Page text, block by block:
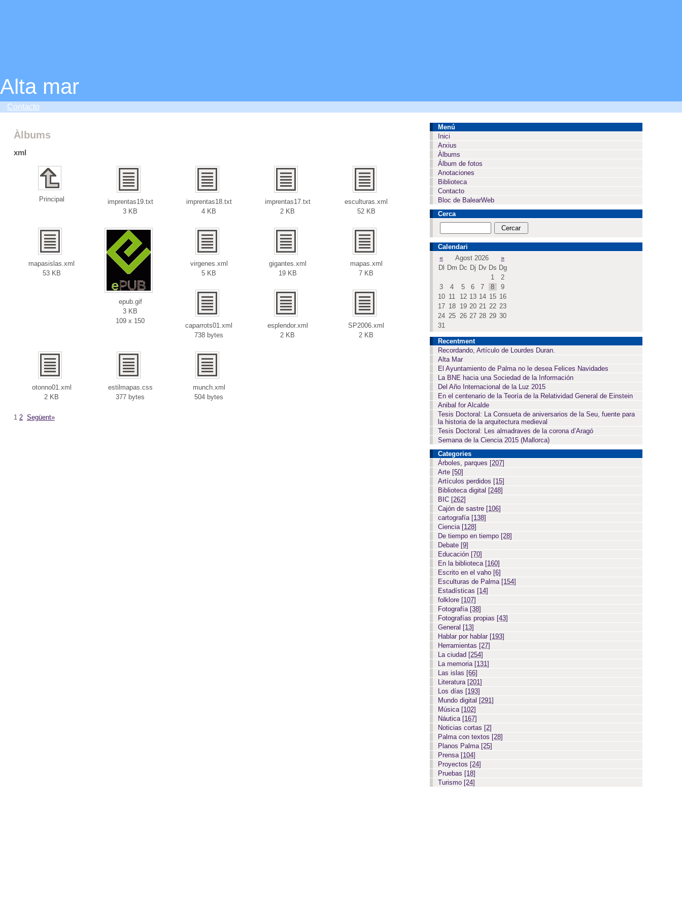
Alta mar
Contacto
Àlbums
xml
Principal
imprentas19.txt
3 KB
imprentas18.txt
4 KB
imprentas17.txt
2 KB
esculturas.xml
52 KB
mapasislas.xml
53 KB
epub.gif
3 KB
109 x 150
virgenes.xml
5 KB
gigantes.xml
19 KB
mapas.xml
7 KB
caparrots01.xml
738 bytes
esplendor.xml
2 KB
SP2006.xml
2 KB
otonno01.xml
2 KB
estilmapas.css
377 bytes
munch.xml
504 bytes
1 2 Següent»
Menú
Inici
Arxius
Àlbums
Álbum de fotos
Anotaciones
Biblioteca
Contacto
Bloc de BalearWeb
Cerca
Calendari
«
Agost 2026
»
Dl
Dm Dc Dj Dv Ds Dg
1
2
3
4 5 6 7 8
9
10 11 12 13 14 15 16
17 18 19 20 21 22 23
24 25 26 27 28 29 30
31
Recentment
Recordando, Artículo de Lourdes Duran.
Alta Mar
El Ayuntamiento de Palma no le desea Felices Navidades
La BNE hacia una Sociedad de la Información
Del Año Internacional de la Luz 2015
En el centenario de la Teoría de la Relatividad General de Einstein
Anibal for Alcalde
Tesis Doctoral: La Consueta de aniversarios de la Seu, fuente para
la historia de la arquitectura medieval
Tesis Doctoral: Les almadraves de la corona d’Aragó
Semana de la Ciencia 2015 (Mallorca)
Categories
Árboles, parques [207]
Arte [50]
Artículos perdidos [15]
Biblioteca digital [248]
BIC [262]
Cajón de sastre [106]
cartografía [138]
Ciencia [128]
De tiempo en tiempo [28]
Debate [9]
Educación [70]
En la biblioteca [160]
Escrito en el vaho [6]
Esculturas de Palma [154]
Estadísticas [14]
folklore [107]
Fotografía [38]
Fotografías propias [43]
General [13]
Hablar por hablar [193]
Herramientas [27]
La ciudad [254]
La memoria [131]
Las islas [66]
Literatura [201]
Los días [193]
Mundo digital [291]
Música [102]
Náutica [167]
Noticias cortas [2]
Palma con textos [28]
Planos Palma [25]
Prensa [104]
Proyectos [24]
Pruebas [18]
Turismo [24]